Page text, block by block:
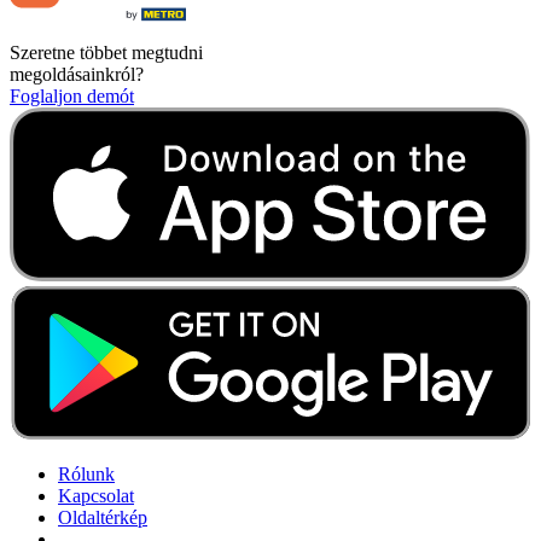
Szeretne többet megtudni
megoldásainkról?
Foglaljon demót
Rólunk
Kapcsolat
Oldaltérkép